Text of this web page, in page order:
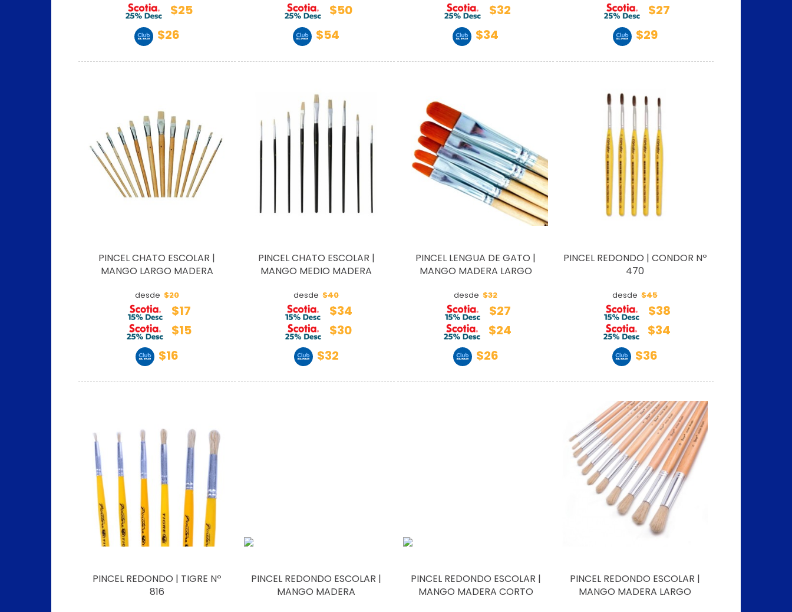
$25
$26
$50
$54
$32
$34
$27
$29
PINCEL CHATO ESCOLAR |
MANGO LARGO MADERA
desde $20
$17
$15
$16
PINCEL CHATO ESCOLAR |
MANGO MEDIO MADERA
desde $40
$34
$30
$32
PINCEL LENGUA DE GATO |
MANGO MADERA LARGO
desde $32
$27
$24
$26
PINCEL REDONDO | CONDOR Nº
470
desde $45
$38
$34
$36
PINCEL REDONDO | TIGRE Nº
816
PINCEL REDONDO ESCOLAR |
MANGO MADERA
PINCEL REDONDO ESCOLAR |
MANGO MADERA CORTO
PINCEL REDONDO ESCOLAR |
MANGO MADERA LARGO